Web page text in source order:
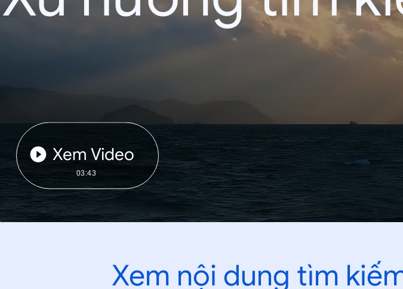
Xem Video
03:43
Xem nội dung tìm